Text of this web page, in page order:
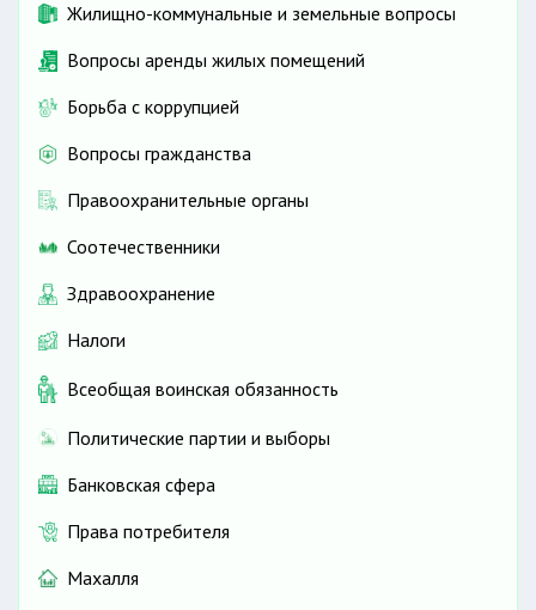
Жилищно-коммунальные и земельные вопросы
Вопросы аренды жилых помещений
Борьба с коррупцией
Вопросы гражданства
Правоохранительные органы
Соотечественники
Здравоохранение
Налоги
Всеобщая воинская обязанность
Политические партии и выборы
Банковская сфера
Права потребителя
Махалля